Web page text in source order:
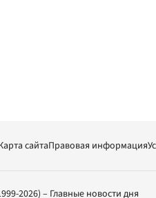
сайтаПравовая информация
2026) – Главные новости дня